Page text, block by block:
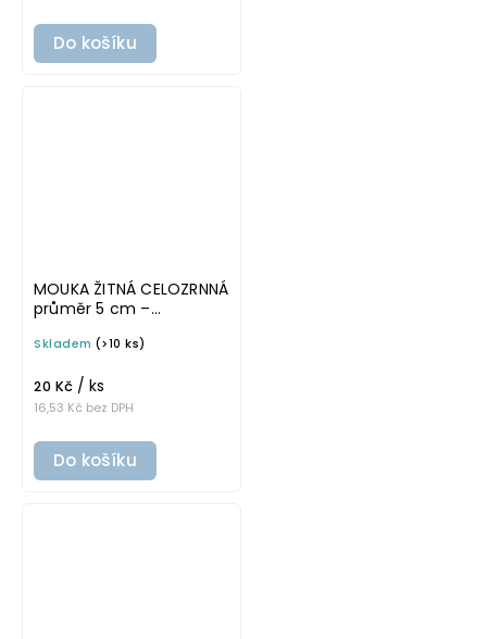
Do košíku
MOUKA ŽITNÁ CELOZRNNÁ
průměr 5 cm –
písmu, omyvatelná
potravinové dózy
Skladem (>10 ks)
16,53 Kč bez DPH
20 Kč / ks
Do košíku